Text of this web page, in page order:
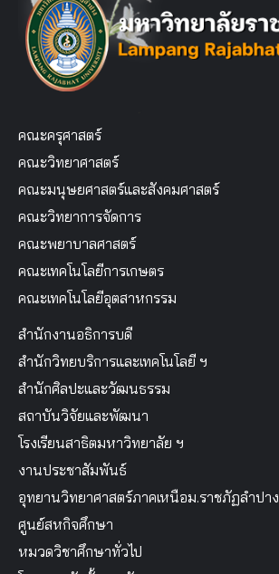
คณะครุศาสตร์
คณะวิทยาศาสตร์
คณะมนุษยศาสตร์และสังคมศาสตร์
คณะวิทยาการจัดการ
คณะพยาบาลศาสตร์
คณะเทคโนโลยีการเกษตร
คณะเทคโนโลยีอุตสาหกรรม
สำนักงานอธิการบดี
สำนักวิทยบริการและเทคโนโลยี ฯ
สำนักศิลปะและวัฒนธรรม
สถาบันวิจัยและพัฒนา
โรงเรียนสาธิตมหาวิทยาลัย ฯ
งานประชาสัมพันธ์
อุทยานวิทยาศาสตร์ภาคเหนือม.ราชภัฏลำปาง
ศูนย์สหกิจศึกษา
หมวดวิชาศึกษาทั่วไป